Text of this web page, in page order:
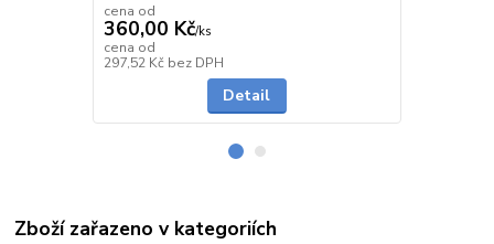
cena od
360,00 Kč/ks
cena od
297,52 Kč bez DPH
Detail
Zboží zařazeno v kategoriích